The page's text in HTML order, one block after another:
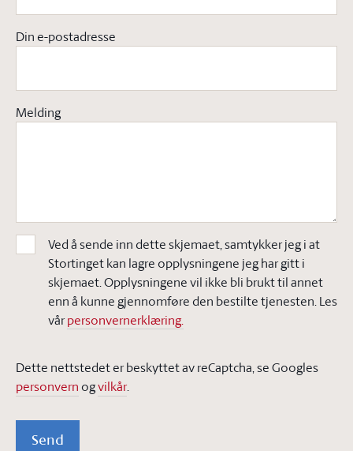
Din e-postadresse
Melding
Ved å sende inn dette skjemaet, samtykker jeg i at
Stortinget kan lagre opplysningene jeg har gitt i
skjemaet. Opplysningene vil ikke bli brukt til annet
enn å kunne gjennomføre den bestilte tjenesten. Les
vårpersonvernerklæring.
Dette nettstedet er beskyttet av reCaptcha, se Googles
personvern ogvilkår.
Send